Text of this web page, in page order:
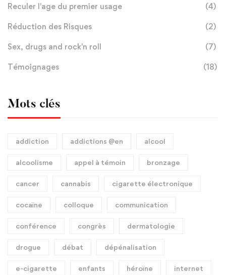
Reculer l'age du premier usage (4)
Réduction des Risques (2)
Sex, drugs and rock'n roll (7)
Témoignages (18)
Mots clés
addiction addictions @en alcool
alcoolisme appel à témoin bronzage
cancer cannabis cigarette électronique
cocaïne colloque communication
conférence congrès dermatologie
drogue débat dépénalisation
e-cigarette enfants héroïne internet